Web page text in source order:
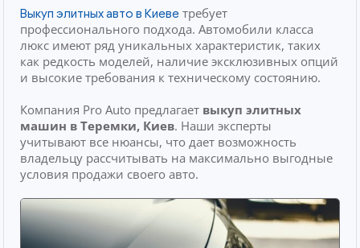
Выкуп элитных авто в Киеве требует
профессионального подхода. Автомобили класса
люкс имеют ряд уникальных характеристик, таких
как редкость моделей, наличие эксклюзивных опций
и высокие требования к техническому состоянию.
Компания Pro Auto предлагает выкуп элитных
машин в Теремки, Киев. Наши эксперты
учитывают все нюансы, что дает возможность
владельцу рассчитывать на максимально выгодные
условия продажи своего авто.